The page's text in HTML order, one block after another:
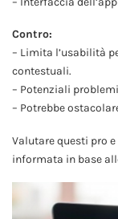
Contro:
– Limita l’usabilità
contestuali.
– Potenziali
– Potrebbe
Valutare questi pro
informata in base